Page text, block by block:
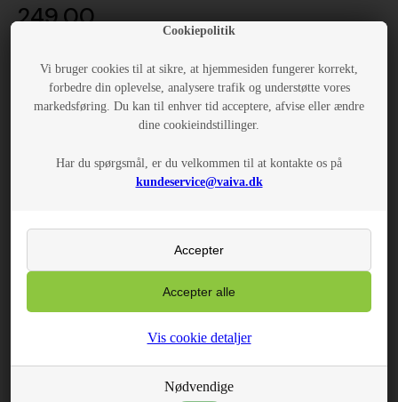
Cookiepolitik
Vi bruger cookies til at sikre, at hjemmesiden fungerer korrekt,
forbedre din oplevelse, analysere trafik og understøtte vores
markedsføring. Du kan til enhver tid acceptere, afvise eller ændre
dine cookieindstillinger.
Har du spørgsmål, er du velkommen til at kontakte os på
kundeservice@vaiva.dk
Nødvendige
Vis cookie detaljer
249,00
LÆG I KURV
Fantastisk flot armbånd med smukke margueritter
Rustfrit stål